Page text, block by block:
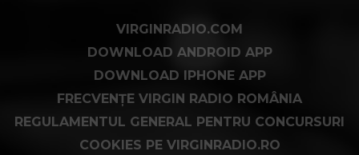
VIRGINRADIO.COM
DOWNLOAD ANDROID APP
DOWNLOAD IPHONE APP
FRECVENȚE VIRGIN RADIO ROMÂNIA
REGULAMENTUL GENERAL PENTRU CONCURSURI
COOKIES PE VIRGINRADIO.RO